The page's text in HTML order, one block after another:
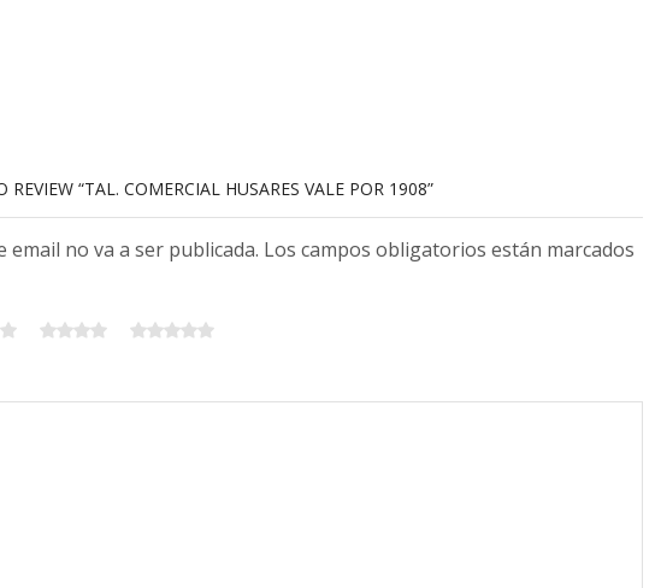
REVIEW “TAL. COMERCIAL HUSARES VALE POR 1908”
email no va a ser publicada. Los campos obligatorios están marcados